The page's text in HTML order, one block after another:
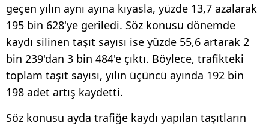
geçen yılın aynı ayına kıyasla, yüzde 13,7 azalarak
195 bin 628'ye geriledi. Söz konusu dönemde
kaydı silinen taşıt sayısı ise yüzde 55,6 artarak 2
bin 239'dan 3 bin 484'e çıktı. Böylece, trafikteki
toplam taşıt sayısı, yılın üçüncü ayında 192 bin
198 adet artış kaydetti.
Söz konusu ayda trafiğe kaydı yapılan taşıtların